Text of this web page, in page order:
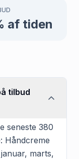
af tiden
tilbud
seneste 380
Håndcreme
marts,